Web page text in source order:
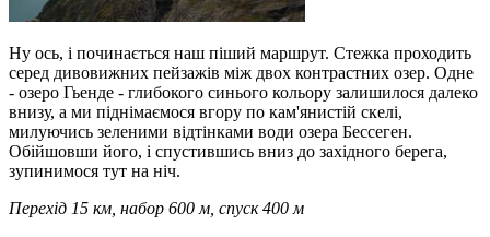
Ну ось, і починається наш піший маршрут. Стежка проходить
серед дивовижних пейзажів між двох контрастних озер. Одне
- озеро Гьенде - глибокого синього кольору залишилося далеко
внизу, а ми піднімаємося вгору по кам'янистій скелі,
милуючись зеленими відтінками води озера Бессеген.
Обійшовши його, і спустившись вниз до західного берега,
зупинимося тут на ніч.
Перехід 15 км, набор 600 м, спуск 400 м